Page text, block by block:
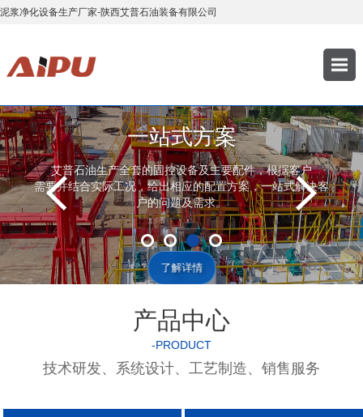
泥浆净化设备生产厂家-陕西艾普石油装备有限公司
一站式方案
艾普石油生产全套的固控设备及主要配件，根据客户
需要并结合实际工况，给出相应的配置方案，一站式解决客
户的问题及需求。
了解详情
产品中心
-PRODUCT
技术研发、系统设计、工艺制造、销售服务